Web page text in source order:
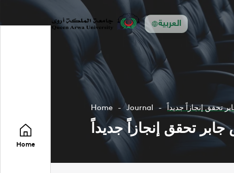
العربية
Home
Home Journal تحقق إنجازاً جديداً
تحقق إنجازاً جديداً